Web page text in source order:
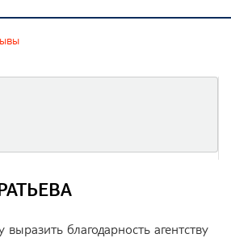
выразить благодарность агентству